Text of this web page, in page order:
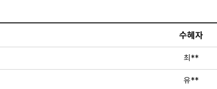
수혜자
최**
유**